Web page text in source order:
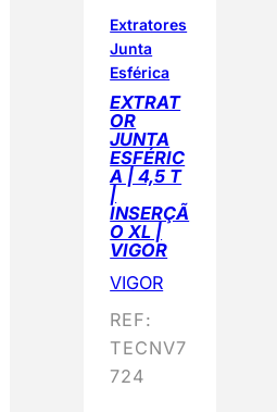
Extratores
Junta
Esférica
EXTRAT
OR
JUNTA
ESFÉRIC
A | 4,5 T
|
INSERÇÃ
O XL |
VIGOR
VIGOR
REF:
TECNV7
724